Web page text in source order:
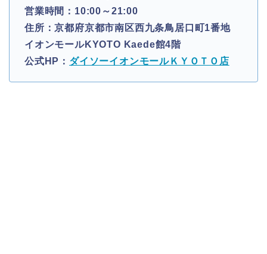
営業時間：10:00～21:00
住所：京都府京都市南区西九条鳥居口町1番地
イオンモールKYOTO Kaede館4階
公式HP： ダイソーイオンモールＫＹＯＴＯ店